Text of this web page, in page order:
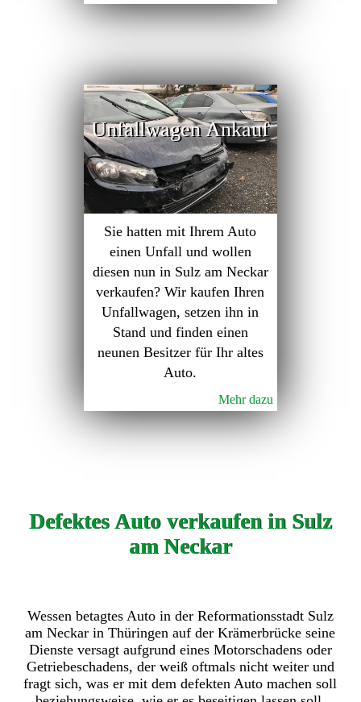
Unfallwagen Ankauf
Sie hatten mit Ihrem Auto
einen Unfall und wollen
diesen nun in Sulz am Neckar
verkaufen? Wir kaufen Ihren
Unfallwagen, setzen ihn in
Stand und finden einen
neunen Besitzer für Ihr altes
Auto.
Mehr dazu
Defektes Auto verkaufen in Sulz
am Neckar
Wessen betagtes Auto in der Reformationsstadt Sulz
am Neckar in Thüringen auf der Krämerbrücke seine
Dienste versagt aufgrund eines Motorschadens oder
Getriebeschadens, der weiß oftmals nicht weiter und
fragt sich, was er mit dem defekten Auto machen soll